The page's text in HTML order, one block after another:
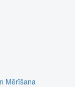
Mērīšana